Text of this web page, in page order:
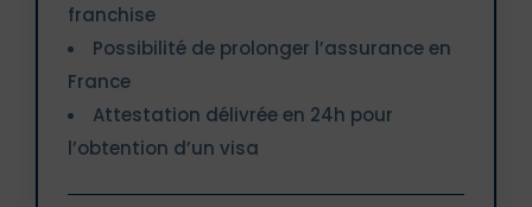
franchise
Possibilité de prolonger l’assurance en
France
Attestation délivrée en 24h pour
l’obtention d’un visa